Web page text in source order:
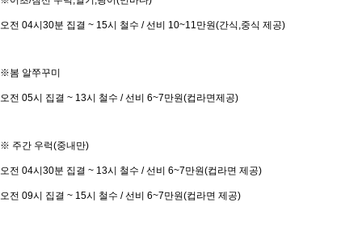
오전 04시30분 집결 ~ 15시 철수 / 선비 10~11만원(간식,중식 제공)
※봄 알쭈꾸미
오전 05시 집결 ~ 13시 철수 / 선비 6~7만원(컵라면제공)
※ 주간 우럭(중내만)
오전 04시30분 집결 ~ 13시 철수 / 선비 6~7만원(컵라면 제공)
오전 09시 집결 ~ 15시 철수 / 선비 6~7만원(컵라면 제공)